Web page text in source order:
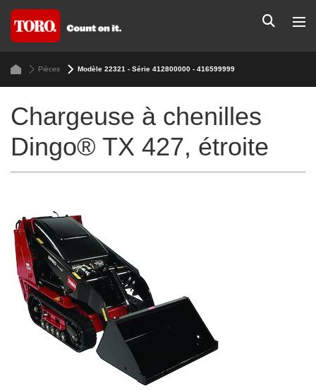
Pièces Modèle 22321 - Série 412800000 - 416599999
Chargeuse à chenilles
Dingo® TX 427, étroite